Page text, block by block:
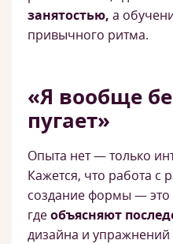
занятостью, а
привычного ритма.
«Я вообще
пугает»
Опыта нет — только
Кажется, что работа с
создание формы —
гдеобъясняют
дизайна и